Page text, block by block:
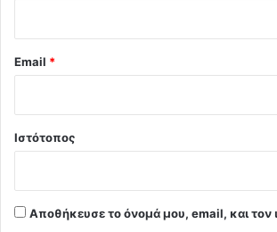
Email *
Ιστότοπος
Αποθήκευσε το όνομά μου, email, και τον